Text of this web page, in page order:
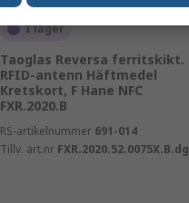
I lager
Taoglas Reversa ferritskikt.
RFID-antenn Häftmedel
Kretskort, F Hane NFC
FXR.2020.B
RS-artikelnummer 691-014
Tillv. art.nr FXR.2020.52.0075X.B.dg